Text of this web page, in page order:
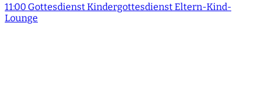
11:00 Gottesdienst Kindergottesdienst Eltern-Kind-
Lounge